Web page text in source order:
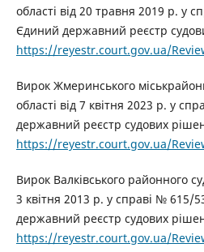
області від 20 травня 2019 р. у
Єдиний державний реєстр
https://reyestr.court.gov.ua/
Вирок Жмеринського
області від 7 квітня 2023 р. у
державний реєстр судових
https://reyestr.court.gov.ua/
Вирок Валківського районного
3 квітня 2013 р. у справі № 615/
державний реєстр судових
https://reyestr.court.gov.ua/